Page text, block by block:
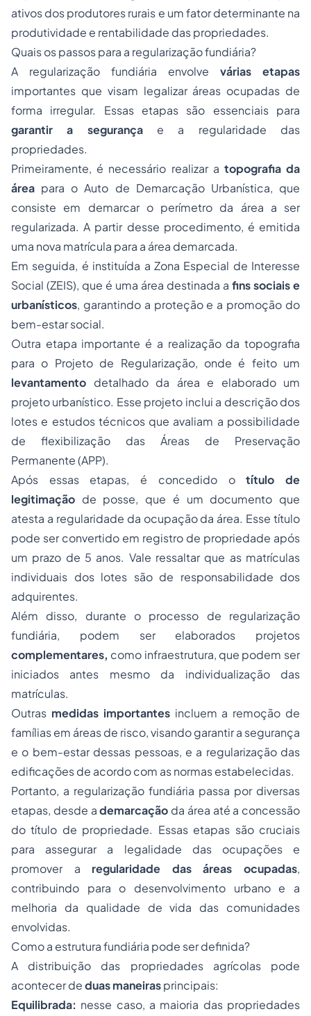
ativos dos produtores rurais e um fator determinante na
produtividade e rentabilidade das propriedades.
Quais os passos para a regularização fundiária?
A regularização fundiária envolve várias etapas
importantes que visam legalizar áreas ocupadas de
forma irregular. Essas etapas são essenciais para
garantir a segurançae a regularidade das
propriedades.
Primeiramente, é necessário realizar a topografia da
área para o Auto de Demarcação Urbanística, que
consiste em demarcar o perímetro da área a ser
regularizada. A partir desse procedimento, é emitida
uma nova matrícula para a área demarcada.
Em seguida, é instituída a Zona Especial de Interesse
Social (ZEIS), que é uma área destinada a fins sociais e
urbanísticos, garantindo a proteção e a promoção do
bem-estar social.
Outra etapa importante é a realização da topografia
para o Projeto de Regularização, onde é feito um
levantamento detalhado da área e elaborado um
projeto urbanístico. Esse projeto inclui a descrição dos
lotes e estudos técnicos que avaliam a possibilidade
de flexibilização das Áreas de Preservação
Permanente (APP).
Após essas etapas, é concedido otítulo de
legitimação de posse, que é um documento que
atesta a regularidade da ocupação da área. Esse título
pode ser convertido em registro de propriedade após
um prazo de 5 anos. Vale ressaltar que as matrículas
individuais dos lotes são de responsabilidade dos
adquirentes.
Além disso, durante o processo de regularização
fundiária, podem ser elaborados projetos
complementares, como infraestrutura, que podem ser
iniciados antes mesmo da individualização das
matrículas.
Outras medidas importantesincluem a remoção de
famílias em áreas de risco, visando garantir a segurança
e o bem-estar dessas pessoas, e a regularização das
edificações de acordo com as normas estabelecidas.
Portanto, a regularização fundiária passa por diversas
etapas, desde ademarcação da área até a concessão
do título de propriedade. Essas etapas são cruciais
para assegurar a legalidade das ocupações e
promover a regularidade das áreas ocupadas,
contribuindo para o desenvolvimento urbano e a
melhoria da qualidade de vida das comunidades
envolvidas.
Como a estrutura fundiária pode ser definida?
A distribuição das propriedades agrícolas pode
acontecer deduas maneirasprincipais:
Equilibrada: nesse caso, a maioria das propriedades